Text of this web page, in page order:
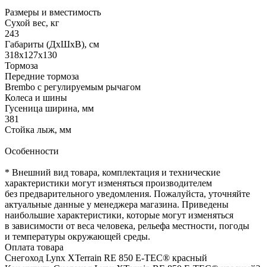
Размеры и вместимость
Сухой вес, кг
243
Габариты (ДхШхВ), см
318х127х130
Тормоза
Передние тормоза
Brembo с регулируемым рычагом
Колеса и шины
Гусеница ширина, мм
381
Стойка лыж, мм
Особенности
* Внешний вид товара, комплектация и технические
характеристики могут изменяться производителем
без предварительного уведомления. Пожалуйста, уточняйте
актуальные данные у менеджера магазина. Приведены
наибольшие характеристики, которые могут изменяться
в зависимости от веса человека, рельефа местности, погоды
и температуры окружающей среды.
Оплата товара
Снегоход Lynx XTerrain RE 850 E-TEC® красный